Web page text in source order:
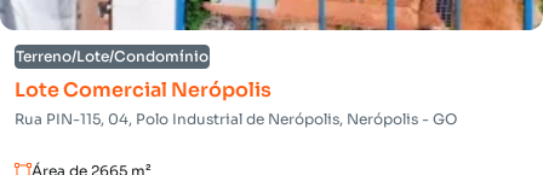
Terreno/Lote/Condomínio
Lote Comercial Nerópolis
Rua PIN-115, 04, Polo Industrial de Nerópolis, Nerópolis - GO
Área de 2665 m²